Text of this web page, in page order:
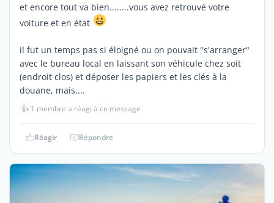
et encore tout va bien........vous avez retrouvé votre
voiture et en état
il fut un temps pas si éloigné ou on pouvait "s'arranger"
avec le bureau local en laissant son véhicule chez soit
(endroit clos) et déposer les papiers et les clés à la
douane, mais....
👍 1 membre a réagi à ce message
Réagir Répondre